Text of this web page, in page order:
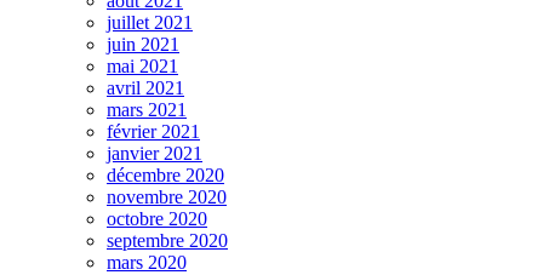
juillet 2021
juin 2021
mai 2021
avril 2021
mars 2021
février 2021
janvier 2021
décembre 2020
novembre 2020
octobre 2020
septembre 2020
mars 2020